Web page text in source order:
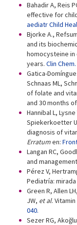
Bahadir A, Reis
effective for
aediatr Child
Bjorke A.,
and its
homocysteine
years. Clin
Gatica-
Schnaas ML,
of folate and
and 30 months
Hannibal L,
Spiekerkoetter
diagnosis of
Erratumen:
Langan RC,
and
Pérez V,
Pediatría:
Green R, Allen
JW, et al.
040.
Sezer RG,